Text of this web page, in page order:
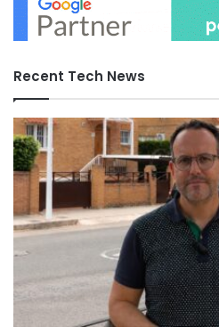
Recent Tech News